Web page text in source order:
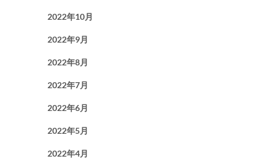
2022年10月
2022年9月
2022年8月
2022年7月
2022年6月
2022年5月
2022年4月